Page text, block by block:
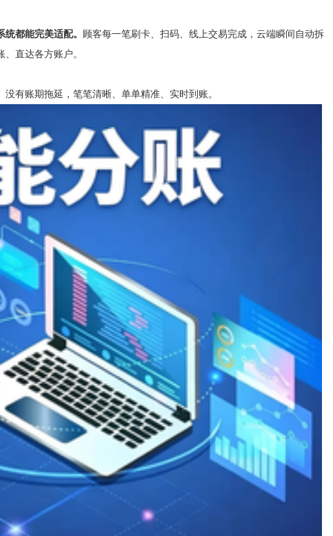
都能完美适配。
顾客每一笔刷卡、扫码、线上交易完成，云端瞬间自动拆
直达各方账户。
有账期拖延，笔笔清晰、单单精准、实时到账。